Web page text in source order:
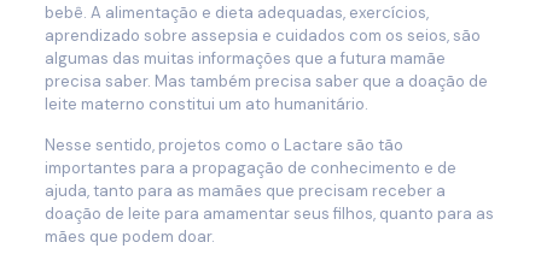
bebê. A alimentação e dieta adequadas, exercícios,
aprendizado sobre assepsia e cuidados com os seios, são
algumas das muitas informações que a futura mamãe
precisa saber. Mas também precisa saber que a doação de
leite materno constitui um ato humanitário.
Nesse sentido, projetos como o Lactare são tão
importantes para a propagação de conhecimento e de
ajuda, tanto para as mamães que precisam receber a
doação de leite para amamentar seus filhos, quanto para as
mães que podem doar.